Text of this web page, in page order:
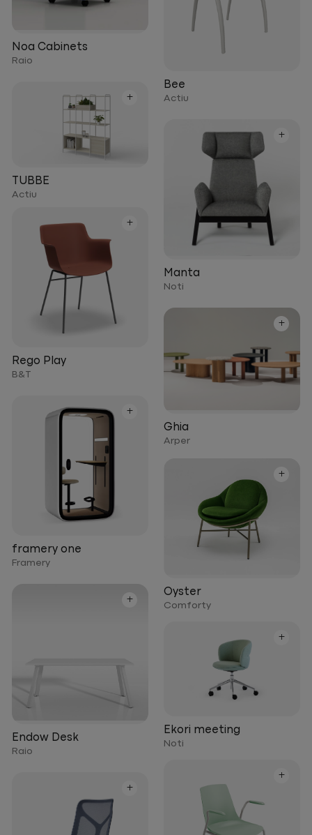
Noa Cabinets
Raio
Bee
Actiu
+
TUBBE
Actiu
+
Manta
Noti
+
Rego Play
B&T
+
Ghia
Arper
+
framery one
Framery
+
Oyster
Comforty
+
Endow Desk
Raio
+
Ekori meeting
Noti
+
+